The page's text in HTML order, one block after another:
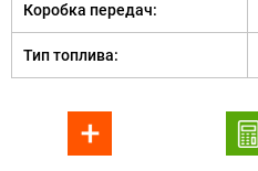
Коробка передач:
Тип топлива: